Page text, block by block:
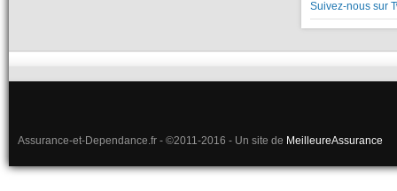
Suivez-nous sur
Assurance-et-Dependance.fr - ©2011-2016 - Un site de MeilleureAssurance